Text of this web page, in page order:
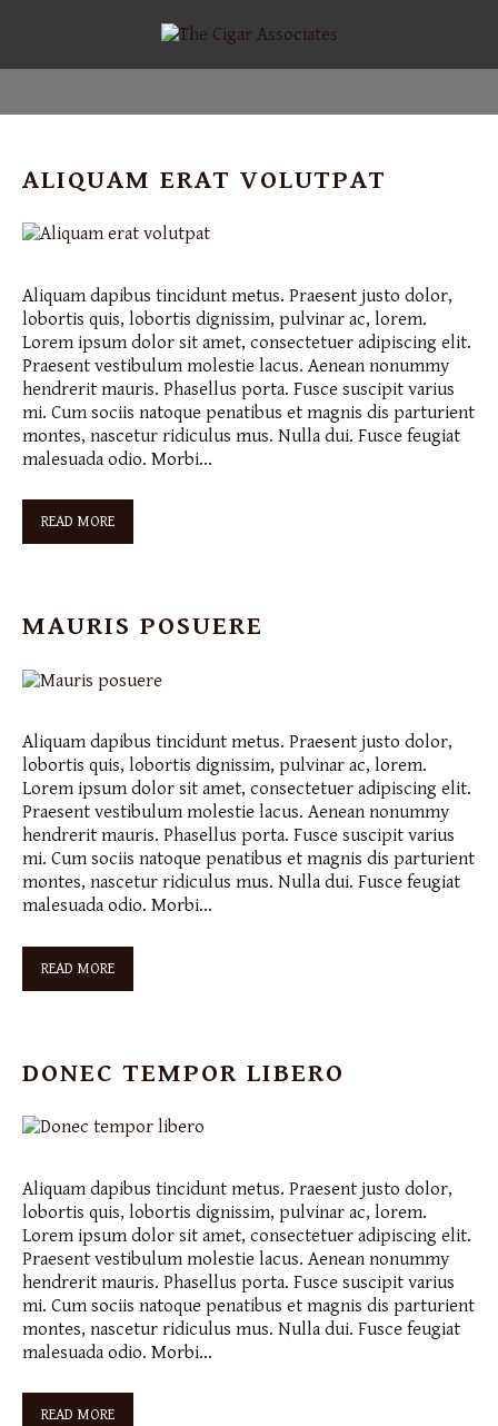
ALIQUAM ERAT VOLUTPAT
Aliquam dapibus tincidunt metus. Praesent justo dolor,
lobortis quis, lobortis dignissim, pulvinar ac, lorem.
Lorem ipsum dolor sit amet, consectetuer adipiscing elit.
Praesent vestibulum molestie lacus. Aenean nonummy
hendrerit mauris. Phasellus porta. Fusce suscipit varius
mi. Cum sociis natoque penatibus et magnis dis parturient
montes, nascetur ridiculus mus. Nulla dui. Fusce feugiat
malesuada odio. Morbi…
READ MORE
MAURIS POSUERE
Aliquam dapibus tincidunt metus. Praesent justo dolor,
lobortis quis, lobortis dignissim, pulvinar ac, lorem.
Lorem ipsum dolor sit amet, consectetuer adipiscing elit.
Praesent vestibulum molestie lacus. Aenean nonummy
hendrerit mauris. Phasellus porta. Fusce suscipit varius
mi. Cum sociis natoque penatibus et magnis dis parturient
montes, nascetur ridiculus mus. Nulla dui. Fusce feugiat
malesuada odio. Morbi…
READ MORE
DONEC TEMPOR LIBERO
Aliquam dapibus tincidunt metus. Praesent justo dolor,
lobortis quis, lobortis dignissim, pulvinar ac, lorem.
Lorem ipsum dolor sit amet, consectetuer adipiscing elit.
Praesent vestibulum molestie lacus. Aenean nonummy
hendrerit mauris. Phasellus porta. Fusce suscipit varius
mi. Cum sociis natoque penatibus et magnis dis parturient
montes, nascetur ridiculus mus. Nulla dui. Fusce feugiat
malesuada odio. Morbi…
READ MORE